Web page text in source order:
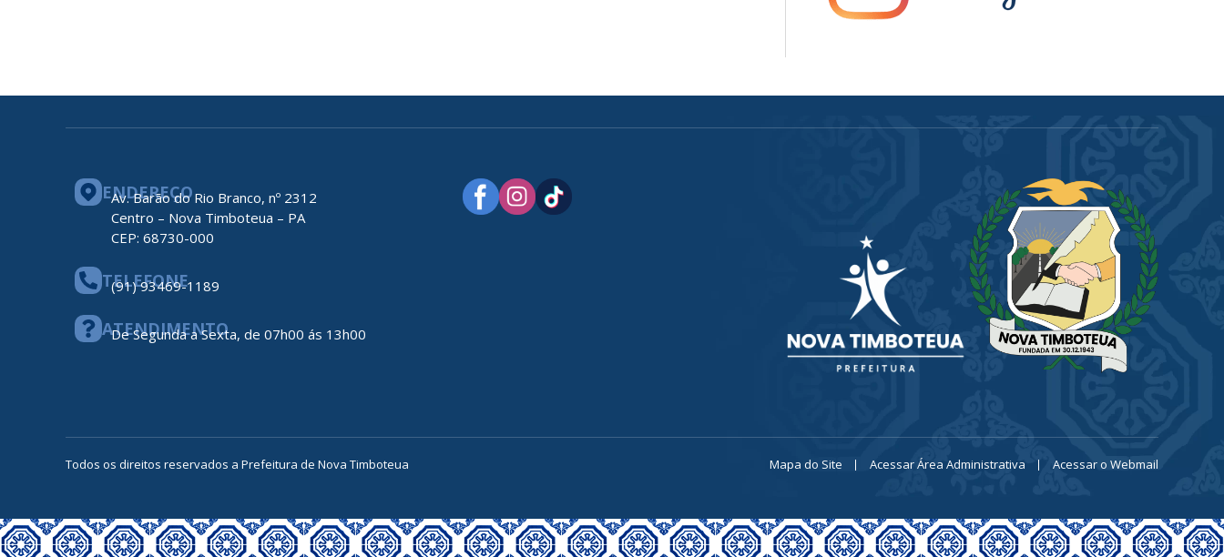
ENDEREÇO
Av. Barão do Rio Branco, nº 2312
Centro – Nova Timboteua – PA
CEP: 68730-000
TELEFONE
(91) 93469-1189
ATENDIMENTO
De Segunda a Sexta, de 07h00 ás 13h00
Todos os direitos reservados a Prefeitura de Nova Timboteua Mapa do Site Acessar Área Administrativa Acessar o Webmail